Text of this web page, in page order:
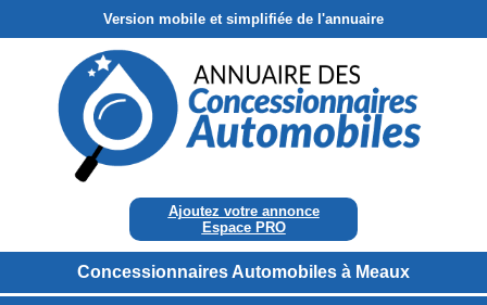
Version mobile et simplifiée de l'annuaire
Ajoutez votre annonce
Espace PRO
Concessionnaires Automobiles à Meaux